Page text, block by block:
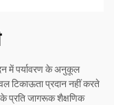
में पर्यावरण के अनुकूल
टिकाऊता प्रदान नहीं करते
के प्रति जागरूक शैक्षणिक